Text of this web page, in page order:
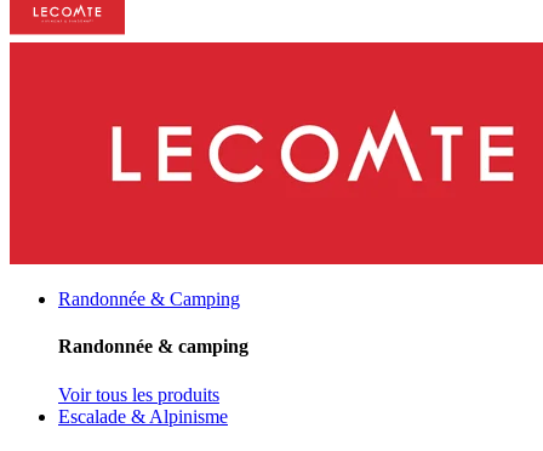
Randonnée & Camping
Randonnée & camping
Voir tous les produits
Escalade & Alpinisme